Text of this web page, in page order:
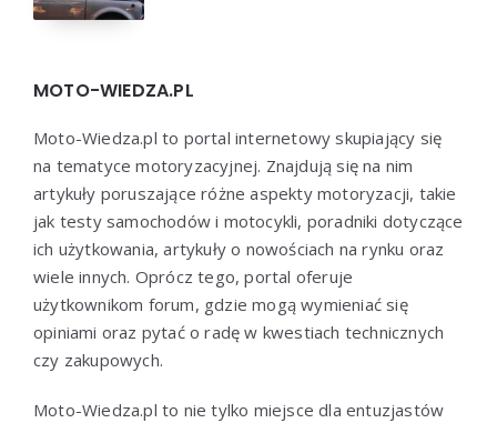
MOTO-WIEDZA.PL
Moto-Wiedza.pl to portal internetowy skupiający się
na tematyce motoryzacyjnej. Znajdują się na nim
artykuły poruszające różne aspekty motoryzacji, takie
jak testy samochodów i motocykli, poradniki dotyczące
ich użytkowania, artykuły o nowościach na rynku oraz
wiele innych. Oprócz tego, portal oferuje
użytkownikom forum, gdzie mogą wymieniać się
opiniami oraz pytać o radę w kwestiach technicznych
czy zakupowych.
Moto-Wiedza.pl to nie tylko miejsce dla entuzjastów